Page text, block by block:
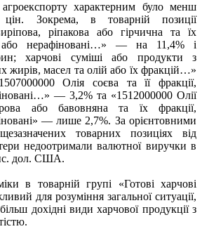
характерним було менш
цін. Зокрема, в товарній позиції
ріпакова або гірчична та їх
або нерафіновані…» — на 11,4% і
харчові суміші або продукти з
жирів, масел та олій або їх фракцій…»
Олія соєва та її фракції,
— 3,2% та «1512000000 Олії
або бавовняна та їх фракції,
— лише 2,7%. За орієнтовними
товарних позиціях від
недоотримали валютної виручки в
дол. США.
в товарній групі «Готові харчові
для розуміння загальної ситуації,
дохідні види харчової продукції з